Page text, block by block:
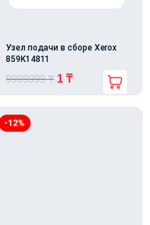
Узел подачи в сборе Xerox
859K14811
9999999₸ 1 ₸
-12%